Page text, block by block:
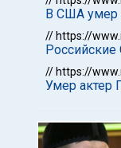
В США умер
// https://
Российские
// https://
Умер актер